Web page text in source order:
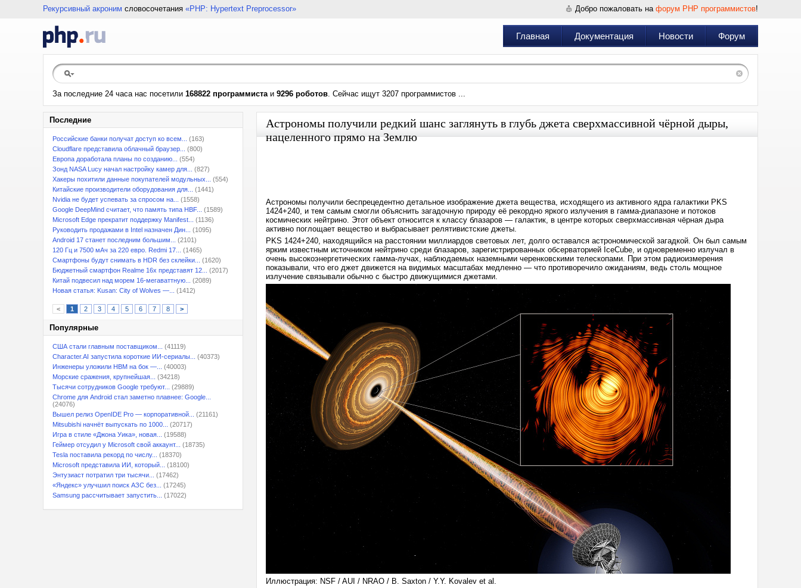
Рекурсивный акроним словосочетания «PHP: Hypertext Preprocessor» Добро пожаловать на форум PHP программистов!
Главная Документация Новости Форум
За последние 24 часа нас посетили 168822 программистаи 9296 роботов. Сейчас ищут 3207 программистов ...
Последние
Российские банки получат доступ ко всем...
(163)
Cloudflare представила облачный браузер...
(800)
Европа доработала планы по созданию...
(554)
Зонд NASA Lucy начал настройку камер для...
(827)
Хакеры похитили данные покупателей модульных...
(554)
Китайские производители оборудования для...
(1441)
Nvidia не будет успевать за спросом на...
(1558)
Google DeepMind считает, что память типа HBF...
(1589)
Microsoft Edge прекратит поддержку Manifest...
(1136)
Руководить продажами в Intel назначен Дин...
(1095)
Android 17 станет последним большим...
(2101)
120 Гц и 7500 мАч за 220 евро. Redmi 17...
(1465)
Смартфоны будут снимать в HDR без склейки...
(1620)
Бюджетный смартфон Realme 16x представят 12...
(2017)
Китай подвесил над морем 16-мегаваттную...
(2089)
Новая статья: Kusan: City of Wolves —...
(1412)
< 1 2 3 4 5 6 7 8 >
Популярные
США стали главным поставщиком...
(41119)
Character.AI запустила короткие ИИ-сериалы...
(40373)
Инженеры уложили HBM на бок —...
(40003)
Морские сражения, крупнейшая...
(34218)
Тысячи сотрудников Google требуют...
(29889)
Chrome для Android стал заметно плавнее: Google...
(24076)
Вышел релиз OpenIDE Pro — корпоративной...
(21161)
Mitsubishi начнёт выпускать по 1000...
(20717)
Игра в стиле «Джона Уика», новая...
(19588)
Геймер отсудил у Microsoft свой аккаунт...
(18735)
Tesla поставила рекорд по числу...
(18370)
Microsoft представила ИИ, который...
(18100)
Энтузиаст потратил три тысячи...
(17462)
«Яндекс» улучшил поиск АЗС без...
(17245)
Samsung рассчитывает запустить...
(17022)
Астрономы получили редкий шанс заглянуть в глубь джета сверхмассивной чёрной дыры,
нацеленного прямо на Землю
Астрономы получили беспрецедентно детальное изображение джета вещества, исходящего из активного ядра галактики PKS
1424+240, и тем самым смогли объяснить загадочную природу её рекордно яркого излучения в гамма-диапазоне и потоков
космических нейтрино. Этот объект относится к классу блазаров — галактик, в центре которых сверхмассивная чёрная дыра
активно поглощает вещество и выбрасывает релятивистские джеты.
PKS 1424+240, находящийся на расстоянии миллиардов световых лет, долго оставался астрономической загадкой. Он был самым
ярким известным источником нейтрино среди блазаров, зарегистрированных обсерваторией IceCube, и одновременно излучал в
очень высокоэнергетических гамма-лучах, наблюдаемых наземными черенковскими телескопами. При этом радиоизмерения
показывали, что его джет движется на видимых масштабах медленно — что противоречило ожиданиям, ведь столь мощное
излучение связывали обычно с быстро движущимися джетами.
Иллюстрация: NSF / AUI / NRAO / B. Saxton / Y.Y. Kovalev et al.